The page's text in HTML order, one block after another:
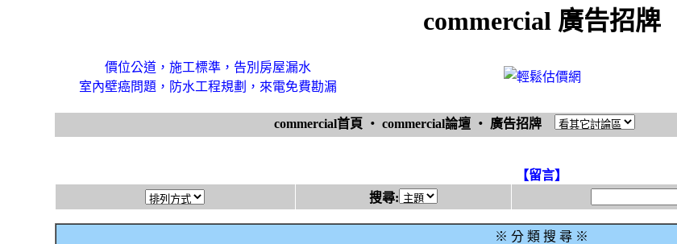
commercial 廣告招牌
價位公道，施工標準，告別房屋漏水
室內壁癌問題，防水工程規劃，來電免費勘漏
commercial首頁 ‧ commercial論壇 ‧ 廣告招牌
【留言】
搜尋:
※ 分 類 搜 尋 ※